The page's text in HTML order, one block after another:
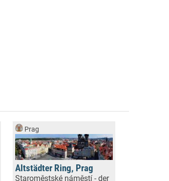
Prag
Altstädter Ring, Prag
Staroměstské náměstí - der